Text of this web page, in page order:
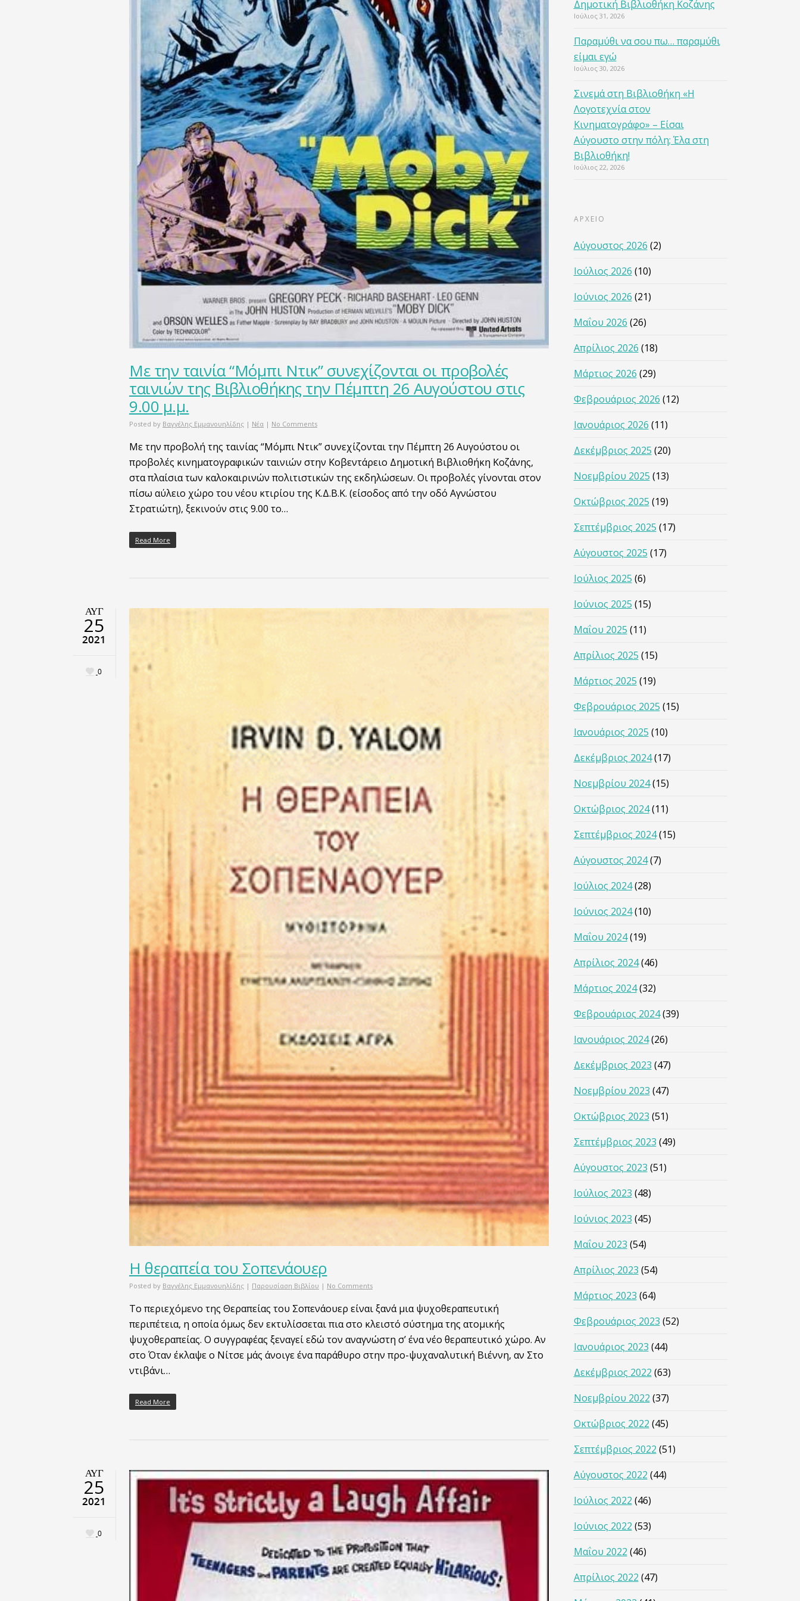
Με την ταινία “Μόμπι Ντικ” συνεχίζονται οι προβολές
ταινιών της Βιβλιοθήκης την Πέμπτη 26 Αυγούστου στις
9.00 μ.μ.
Posted by Βαγγέλης Εμμανουηλίδης | Νέα | No Comments
Με την προβολή της ταινίας “Μόμπι Ντικ” συνεχίζονται την Πέμπτη 26 Αυγούστου οι
προβολές κινηματογραφικών ταινιών στην Κοβεντάρειο Δημοτική Βιβλιοθήκη Κοζάνης,
στα πλαίσια των καλοκαιρινών πολιτιστικών της εκδηλώσεων. Οι προβολές γίνονται στον
πίσω αύλειο χώρο του νέου κτιρίου της Κ.Δ.Β.Κ. (είσοδος από την οδό Αγνώστου
Στρατιώτη), ξεκινούν στις 9.00 το…
Read More
ΑΥΓ
25
2021
0
Η θεραπεία του Σοπενάουερ
Posted by Βαγγέλης Εμμανουηλίδης | Παρουσίαση Βιβλίου | No Comments
Το περιεχόμενο της Θεραπείας του Σοπενάουερ είναι ξανά μια ψυχοθεραπευτική
περιπέτεια, η οποία όμως δεν εκτυλίσσεται πια στο κλειστό σύστημα της ατομικής
ψυχοθεραπείας. Ο συγγραφέας ξεναγεί εδώ τον αναγνώστη σ’ ένα νέο θεραπευτικό χώρο. Αν
στο Όταν έκλαψε ο Νίτσε μάς άνοιγε ένα παράθυρο στην προ-ψυχαναλυτική Βιέννη, αν Στο
ντιβάνι…
Read More
ΑΥΓ
25
2021
0
Δημοτική Βιβλιοθήκη Κοζάνης
Ιούλιος 31, 2026
Παραμύθι να σου πω… παραμύθι
είμαι εγώ
Ιούλιος 30, 2026
Σινεμά στη Βιβλιοθήκη «Η
Λογοτεχνία στον
Κινηματογράφο» – Είσαι
Αύγουστο στην πόλη; Έλα στη
Βιβλιοθήκη!
Ιούλιος 22, 2026
ΑΡΧΕΙΟ
Αύγουστος 2026 (2)
Ιούλιος 2026 (10)
Ιούνιος 2026 (21)
Μαΐου 2026 (26)
Απρίλιος 2026 (18)
Μάρτιος 2026 (29)
Φεβρουάριος 2026 (12)
Ιανουάριος 2026 (11)
Δεκέμβριος 2025 (20)
Νοεμβρίου 2025 (13)
Οκτώβριος 2025 (19)
Σεπτέμβριος 2025 (17)
Αύγουστος 2025 (17)
Ιούλιος 2025 (6)
Ιούνιος 2025 (15)
Μαΐου 2025 (11)
Απρίλιος 2025 (15)
Μάρτιος 2025 (19)
Φεβρουάριος 2025 (15)
Ιανουάριος 2025 (10)
Δεκέμβριος 2024(17)
Νοεμβρίου 2024(15)
Οκτώβριος 2024(11)
Σεπτέμβριος 2024(15)
Αύγουστος 2024(7)
Ιούλιος 2024(28)
Ιούνιος 2024(10)
Μαΐου 2024(19)
Απρίλιος 2024(46)
Μάρτιος 2024(32)
Φεβρουάριος 2024(39)
Ιανουάριος 2024(26)
Δεκέμβριος 2023 (47)
Νοεμβρίου 2023 (47)
Οκτώβριος 2023 (51)
Σεπτέμβριος 2023 (49)
Αύγουστος 2023 (51)
Ιούλιος 2023 (48)
Ιούνιος 2023 (45)
Μαΐου 2023 (54)
Απρίλιος 2023 (54)
Μάρτιος 2023 (64)
Φεβρουάριος 2023 (52)
Ιανουάριος 2023 (44)
Δεκέμβριος 2022 (63)
Νοεμβρίου 2022 (37)
Οκτώβριος 2022 (45)
Σεπτέμβριος 2022 (51)
Αύγουστος 2022 (44)
Ιούλιος 2022 (46)
Ιούνιος 2022 (53)
Μαΐου 2022 (46)
Απρίλιος 2022 (47)